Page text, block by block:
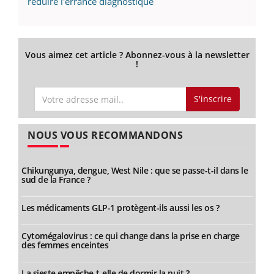
Vous aimez cet article ? Abonnez-vous à la newsletter
!
S'inscrire
NOUS VOUS RECOMMANDONS
Chikungunya, dengue, West Nile : que se passe-t-il dans le
sud de la France ?
Les médicaments GLP-1 protègent-ils aussi les os ?
Cytomégalovirus : ce qui change dans la prise en charge
des femmes enceintes